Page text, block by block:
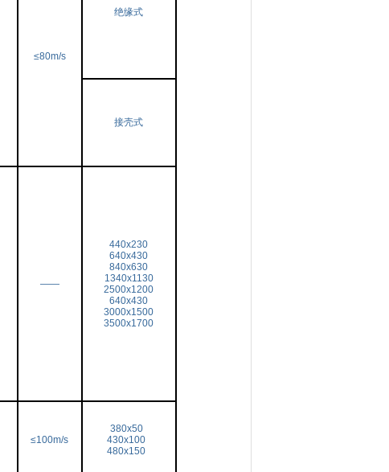
≤80m/s
绝缘式
接壳式
——
440x230
640x430
840x630
1340x1130
2500x1200
640x430
3000x1500
3500x1700
≤100m/s
380x50
430x100
480x150